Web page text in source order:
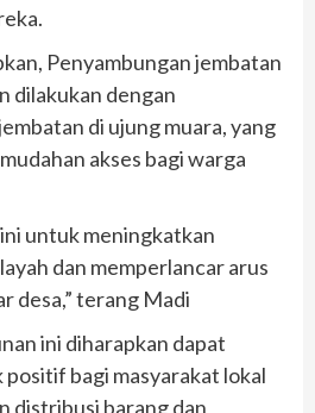
Penyambungan jembatan
dilakukan dengan
di ujung muara, yang
akses bagi warga
untuk meningkatkan
dan memperlancar arus
desa,” terang Madi
ini diharapkan dapat
positif bagi masyarakat lokal
distribusi barang dan